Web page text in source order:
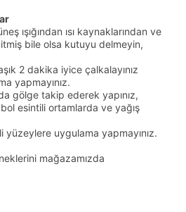
ışığından ısı kaynaklarından ve
bile olsa kutuyu delmeyin,
2 dakika iyice çalkalayınız
yapmayınız.
gölge takip ederek yapınız,
esintili ortamlarda ve yağış
yüzeylere uygulama yapmayınız.
mağazamızda